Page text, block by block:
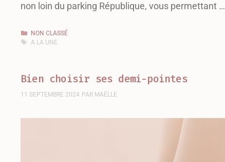
non loin du parking République, vous permettant …
NON CLASSÉ
A LA UNE
Bien choisir ses demi-pointes
11 SEPTEMBRE 2024 PAR MAËLLE